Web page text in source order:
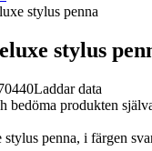
stylus penna
stylus
Laddar data
bedöma produkten